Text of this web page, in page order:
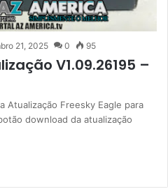
21, 2025 0 95
V1.09.26195 –
Atualização Freesky Eagle para
download da atualização